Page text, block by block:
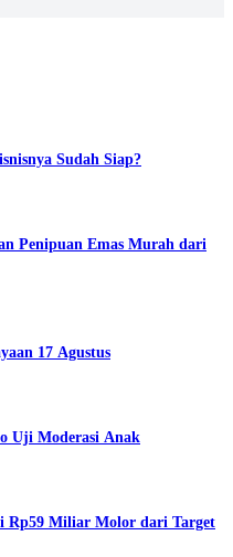
Sudah Siap?
Penipuan Emas Murah dari
17 Agustus
Uji Moderasi Anak
Rp59 Miliar Molor dari Target